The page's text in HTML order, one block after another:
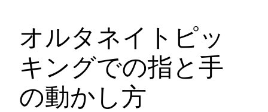
オルタネイトピッ
キングでの指と手
の動かし方